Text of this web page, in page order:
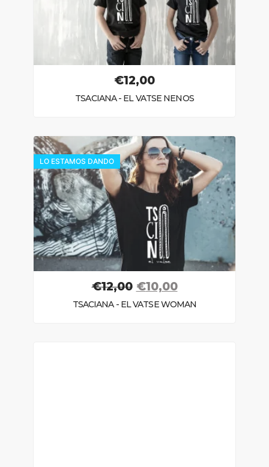
€12,00
TSACIANA - EL VATSE NENOS
LO ESTAMOS DANDO
€12,00 €10,00
TSACIANA - EL VATSE WOMAN